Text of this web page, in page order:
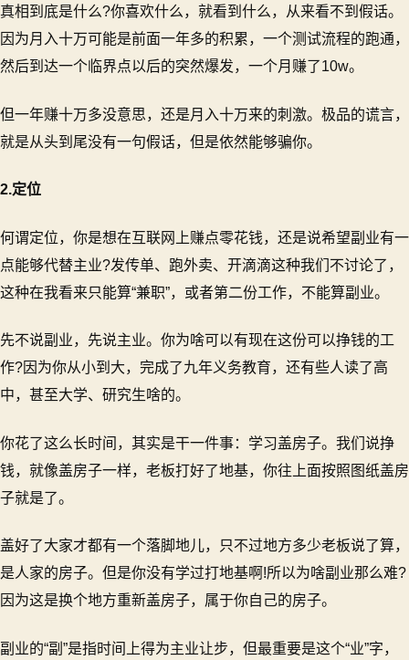
真相到底是什么?你喜欢什么，就看到什么，从来看不到假话。
因为月入十万可能是前面一年多的积累，一个测试流程的跑通，
然后到达一个临界点以后的突然爆发，一个月赚了10w。
但一年赚十万多没意思，还是月入十万来的刺激。极品的谎言，
就是从头到尾没有一句假话，但是依然能够骗你。
2.定位
何谓定位，你是想在互联网上赚点零花钱，还是说希望副业有一
点能够代替主业?发传单、跑外卖、开滴滴这种我们不讨论了，
这种在我看来只能算“兼职”，或者第二份工作，不能算副业。
先不说副业，先说主业。你为啥可以有现在这份可以挣钱的工
作?因为你从小到大，完成了九年义务教育，还有些人读了高
中，甚至大学、研究生啥的。
你花了这么长时间，其实是干一件事：学习盖房子。我们说挣
钱，就像盖房子一样，老板打好了地基，你往上面按照图纸盖房
子就是了。
盖好了大家才都有一个落脚地儿，只不过地方多少老板说了算，
是人家的房子。但是你没有学过打地基啊!所以为啥副业那么难?
因为这是换个地方重新盖房子，属于你自己的房子。
副业的“副”是指时间上得为主业让步，但最重要是这个“业”字，